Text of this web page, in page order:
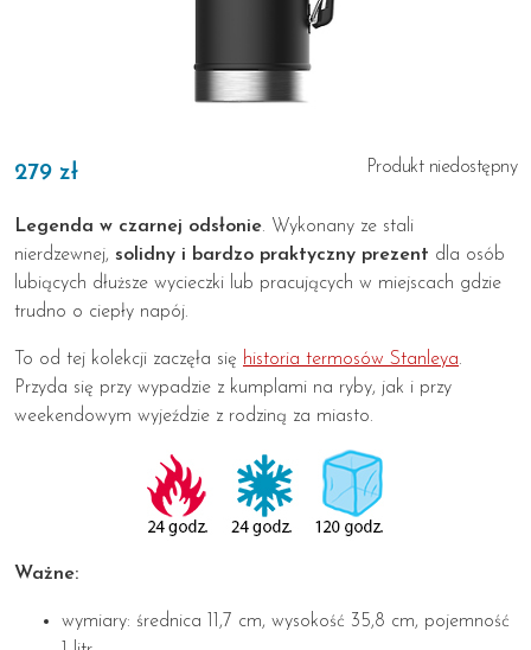
279 zł Produkt niedostępny
Legenda w czarnej odsłonie. Wykonany ze stali
nierdzewnej, solidny i bardzo praktyczny prezent dla osób
lubiących dłuższe wycieczki lub pracujących w miejscach gdzie
trudno o ciepły napój.
To od tej kolekcji zaczęła się historia termosów Stanleya.
Przyda się przy wypadzie z kumplami na ryby, jak i przy
weekendowym wyjeździe z rodziną za miasto.
Ważne:
wymiary: średnica 11,7 cm, wysokość 35,8 cm, pojemność